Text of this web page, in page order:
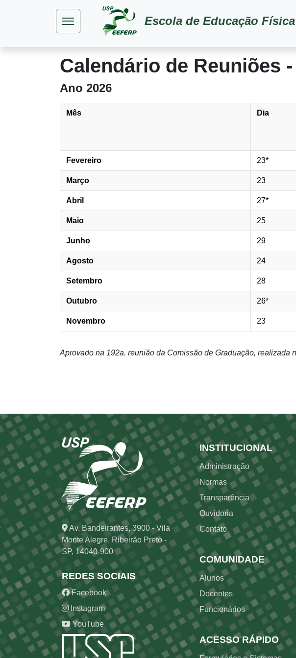
Pular para o conteúdo principal
Escola de Educação
Calendário de Reuniões
Ano 2026
Mês Dia
Fevereiro 23*
Março 23
Abril 27*
Maio 25
Junho 29
Agosto 24
Setembro 28
Outubro 26*
Novembro 23
Aprovado na 192a. reunião da Comissão de Graduação, realizada
Av. Bandeirantes, 3900 - Vila
Monte Alegre, Ribeirão Preto -
SP, 14040-900
REDES SOCIAIS
Facebook
Instagram
YouTube
Rodapé
INSTITUCIONAL
Administração
Normas
Transparência
Ouvidoria
Contato
COMUNIDADE
Alunos
Docentes
Funcionários
ACESSO RÁPIDO